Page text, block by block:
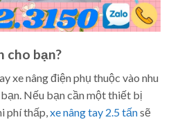
cho bạn?
xe nâng điện phụ thuộc vào nhu
Nếu bạn cần một thiết bị
phí thấp,xe nâng tay 2.5 tấnsẽ